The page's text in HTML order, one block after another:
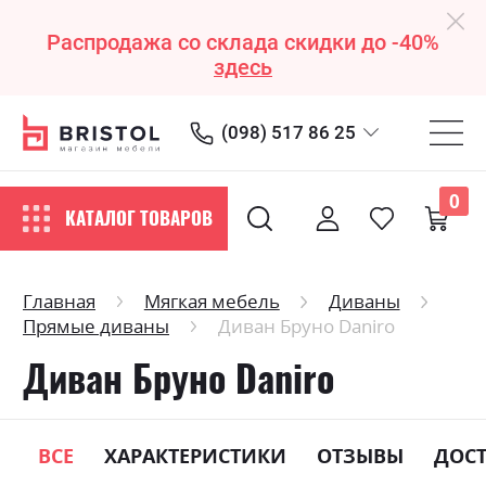
Распродажа со склада скидки до -40%
здесь
(098) 517 86 25
КАТАЛОГ ТОВАРОВ
0
Главная Мягкая мебель
Диваны
Прямые диваны
Диван Бруно Daniro
Диван Бруно Daniro
ВСЕ ХАРАКТЕРИСТИКИ ОТЗЫВЫ